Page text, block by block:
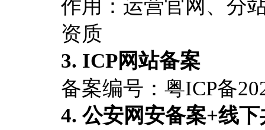
作用：运营官网、分
资质
3. ICP网站备案
备案编号：粤ICP备
4. 公安网安备案+线